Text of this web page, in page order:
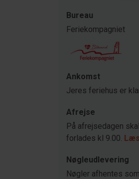
Bureau
Feriekompagniet
Ankomst
Jeres feriehus er
Afrejse
På afrejsedagen
forlades kl 9.00.
Nøgleudlevering
Nøgler afhentes